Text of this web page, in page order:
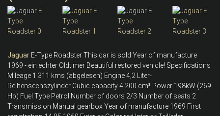
Jaguar E-Type Roadster This car is sold Year of manufacture
1969 - ein echter Oldtimer Beautiful restored vehicle! Specifications
Mileage 1.311 kms (abgelesen) Engine 4,2 Liter-
Reihensechszylinder Cubic capacity 4.200 cm³ Power 198kW (269
Hp) Fuel Type Petrol Number of doors 2/3 Number of seats 2
Transmission Manual gearbox Year of manufacture 1969 First